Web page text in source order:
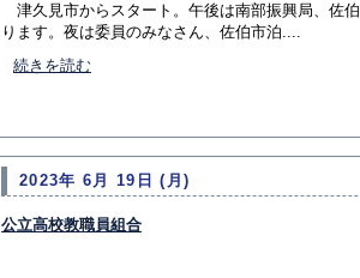
津久見市からスタート。午後は南部振興局、佐
ります。夜は委員のみなさん、佐伯市泊....
続きを読む
2023年 6月 19日 (月)
公立高校教職員組合